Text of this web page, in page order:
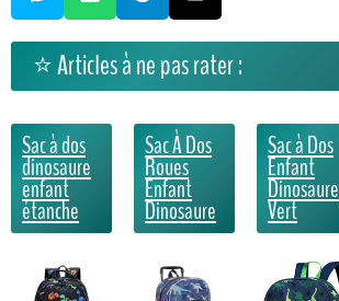
⭐ Articles à ne pas rater :
Sac à dos
dinosaure
enfant
étanche
Sac À Dos
Roues
Enfant
Dinosaure
Sac à Dos
Enfant
Dinosaure
Vert